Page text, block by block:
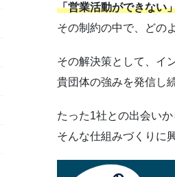
「営業活動ができない
その制約の中で、どの
その解決策として、イ
貴団体の強みを発信し
たった1社との出会い
そんな仕組みづくりに